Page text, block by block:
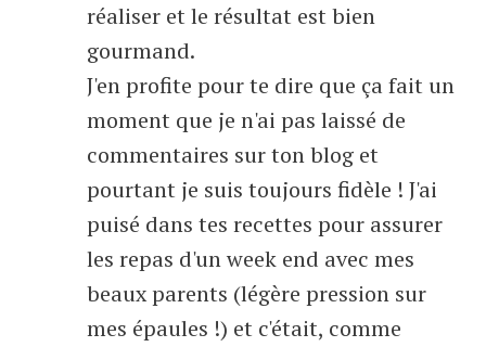
réaliser et le résultat est bien
gourmand.
J'en profite pour te dire que ça fait un
moment que je n'ai pas laissé de
commentaires sur ton blog et
pourtant je suis toujours fidèle ! J'ai
puisé dans tes recettes pour assurer
les repas d'un week end avec mes
beaux parents (légère pression sur
mes épaules !) et c'était, comme